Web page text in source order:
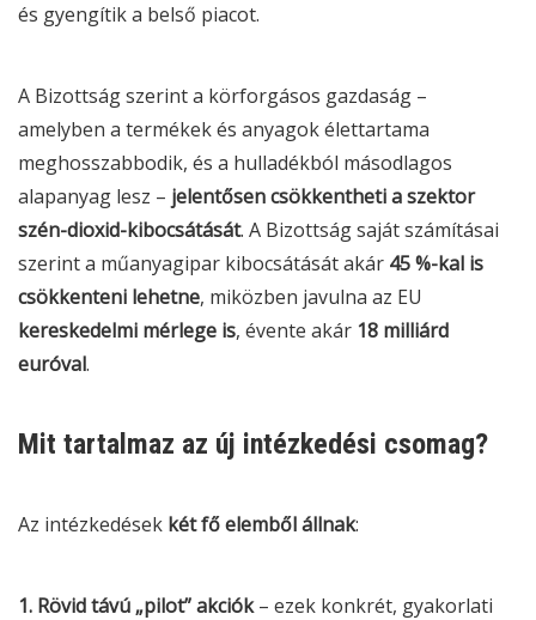
és gyengítik a belső piacot.
A Bizottság szerint a körforgásos gazdaság –
amelyben a termékek és anyagok élettartama
meghosszabbodik, és a hulladékból másodlagos
alapanyag lesz – jelentősen csökkentheti a szektor
szén-dioxid-kibocsátását. A Bizottság saját számításai
szerint a műanyagipar kibocsátását akár 45 %-kal is
csökkenteni lehetne, miközben javulna az EU
kereskedelmi mérlege is, évente akár 18 milliárd
euróval.
Mit tartalmaz az új intézkedési csomag?
Az intézkedések két fő elemből állnak:
1. Rövid távú „pilot” akciók– ezek konkrét, gyakorlati